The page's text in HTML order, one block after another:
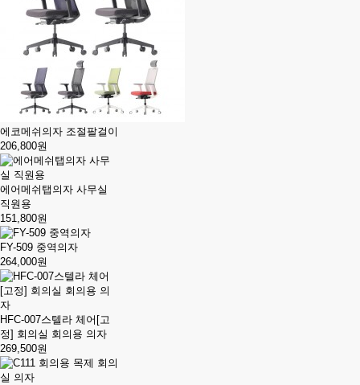
에코메쉬의자 조절팔걸이
206,800원
에어메쉬탭의자 사무실
직원용
151,800원
FY-509 중역의자
264,000원
HFC-007스텔라 체어[고
정] 회의실 회의용 의자
269,500원